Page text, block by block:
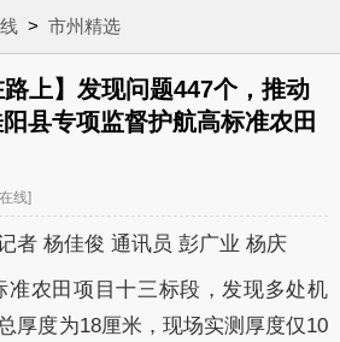
> 市州精选
路上】发现问题447个，推动
县专项监督护航高标准农田
线]
者 杨佳俊 通讯员 彭广业 杨庆
准农田项目十三标段，发现多处机
厚度为18厘米，现场实测厚度仅10